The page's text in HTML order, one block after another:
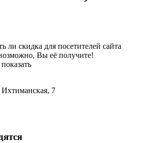
ли скидка для посетителей сайта
Вы её получите!
7